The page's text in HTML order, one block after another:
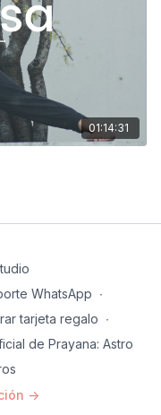
01:14:31
WhatsApp ∙
tarjeta regalo ∙
de Prayana: Astro
->